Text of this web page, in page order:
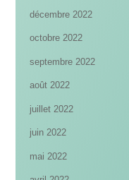
décembre 2022
octobre 2022
septembre 2022
août 2022
juillet 2022
juin 2022
mai 2022